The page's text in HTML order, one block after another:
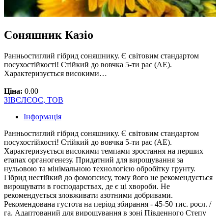
Cоняшник Казіо
Ранньостиглий гібрид соняшнику. Є світовим стандартом
посухостійкості! Стійкий до вовчка 5-ти рас (AE).
Характеризується високими…
Ціна: 0.00
ЗІВЄЛЄОС, ТОВ
Інформація
Ранньостиглий гібрид соняшнику. Є світовим стандартом
посухостійкості! Стійкий до вовчка 5-ти рас (AE).
Характеризується високими темпами зростання на перших
етапах органогенезу. Придатний для вирощування за
нульовою та мінімальною технологією обробітку грунту.
Гібрид нестійкий до фомопсису, тому його не рекомендується
вирощувати в господарствах, де є ці хвороби. Не
рекомендується зловживати азотними добривами.
Рекомендована густота на період збирання - 45-50 тис. росл. /
га. Адаптований для вирощування в зоні Південного Степу